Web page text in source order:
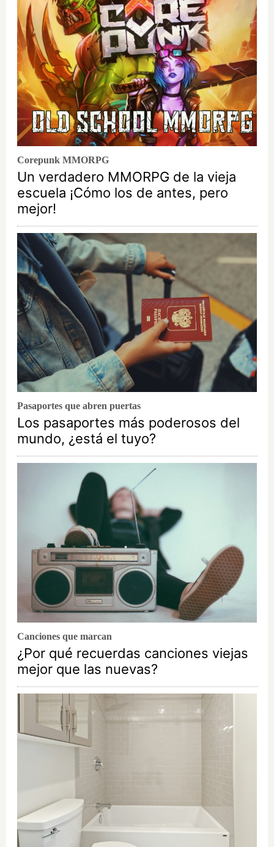
Corepunk MMORPG
Un verdadero MMORPG de la vieja
escuela ¡Cómo los de antes, pero
mejor!
Pasaportes que abren puertas
Los pasaportes más poderosos del
mundo, ¿está el tuyo?
Canciones que marcan
¿Por qué recuerdas canciones viejas
mejor que las nuevas?